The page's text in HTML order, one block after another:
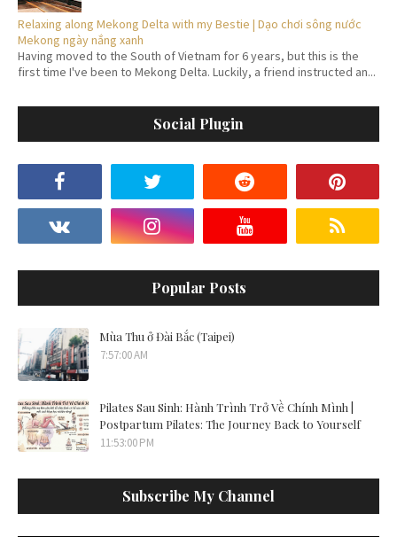
Relaxing along Mekong Delta with my Bestie | Dạo chơi sông nước
Mekong ngày nắng xanh
Having moved to the South of Vietnam for 6 years, but this is the
first time I've been to Mekong Delta. Luckily, a friend instructed an...
Social Plugin
Popular Posts
Mùa Thu ở Đài Bắc (Taipei)
7:57:00 AM
Pilates Sau Sinh: Hành Trình Trở Về Chính Mình |
Postpartum Pilates: The Journey Back to Yourself
11:53:00 PM
Subscribe My Channel